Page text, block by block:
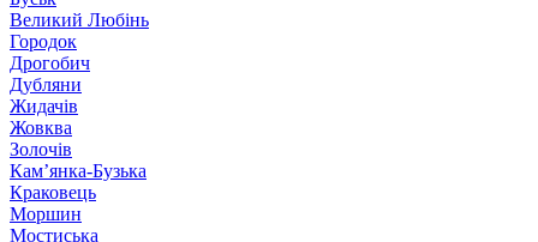
Великий Любінь
Городок
Дрогобич
Дубляни
Жидачів
Жовква
Золочів
Кам’янка-Бузька
Краковець
Моршин
Мостиська